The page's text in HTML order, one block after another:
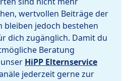
wertvollen Beiträge der
bleiben jedoch bestehen
dich zugänglich. Damit du
Beratung
HiPP Elternservice
jederzeit gerne zur